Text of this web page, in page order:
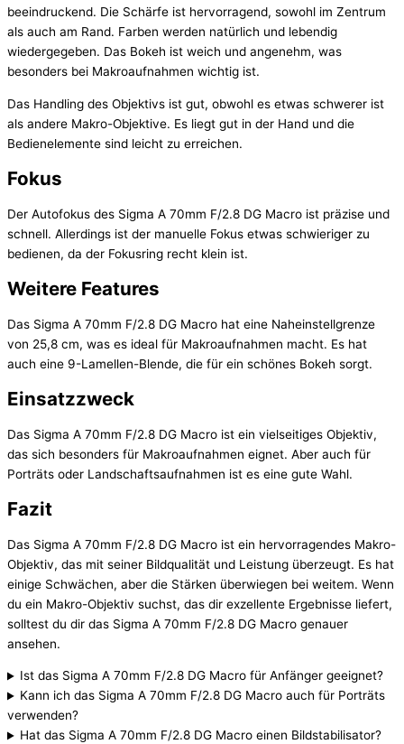
beeindruckend. Die Schärfe ist hervorragend, sowohl im Zentrum
als auch am Rand. Farben werden natürlich und lebendig
wiedergegeben. Das Bokeh ist weich und angenehm, was
besonders bei Makroaufnahmen wichtig ist.
Das Handling des Objektivs ist gut, obwohl es etwas schwerer ist
als andere Makro-Objektive. Es liegt gut in der Hand und die
Bedienelemente sind leicht zu erreichen.
Fokus
Der Autofokus des Sigma A 70mm F/2.8 DG Macro ist präzise und
schnell. Allerdings ist der manuelle Fokus etwas schwieriger zu
bedienen, da der Fokusring recht klein ist.
Weitere Features
Das Sigma A 70mm F/2.8 DG Macro hat eine Naheinstellgrenze
von 25,8 cm, was es ideal für Makroaufnahmen macht. Es hat
auch eine 9-Lamellen-Blende, die für ein schönes Bokeh sorgt.
Einsatzzweck
Das Sigma A 70mm F/2.8 DG Macro ist ein vielseitiges Objektiv,
das sich besonders für Makroaufnahmen eignet. Aber auch für
Porträts oder Landschaftsaufnahmen ist es eine gute Wahl.
Fazit
Das Sigma A 70mm F/2.8 DG Macro ist ein hervorragendes Makro-
Objektiv, das mit seiner Bildqualität und Leistung überzeugt. Es hat
einige Schwächen, aber die Stärken überwiegen bei weitem. Wenn
du ein Makro-Objektiv suchst, das dir exzellente Ergebnisse liefert,
solltest du dir das Sigma A 70mm F/2.8 DG Macro genauer
ansehen.
Ist das Sigma A 70mm F/2.8 DG Macro für Anfänger geeignet?
Kann ich das Sigma A 70mm F/2.8 DG Macro auch für Porträts
verwenden?
Hat das Sigma A 70mm F/2.8 DG Macro einen Bildstabilisator?